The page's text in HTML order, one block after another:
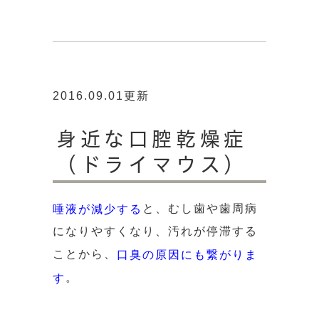
2016.09.01更新
身近な口腔乾燥症
（ドライマウス）
唾液が減少する と、むし歯や歯周病
になりやすくなり、汚れが停滞する
ことから、 口臭の原因にも繋がりま
す 。